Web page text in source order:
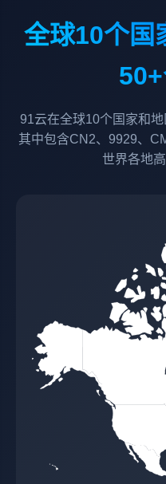
全球10个国
91云在全球10个国家和地
其中包含CN2、9929、
世界各地